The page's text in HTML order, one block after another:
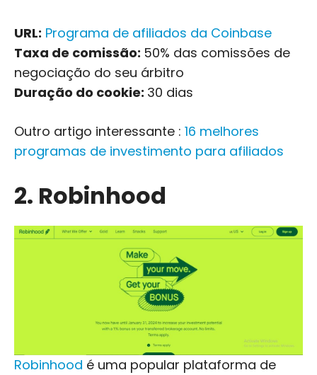
URL: Programa de afiliados da Coinbase
Taxa de comissão: 50% das comissões de
negociação do seu árbitro
Duração do cookie: 30 dias
Outro artigo interessante : 16 melhores
programas de investimento para afiliados
2. Robinhood
Robinhood é uma popular plataforma de